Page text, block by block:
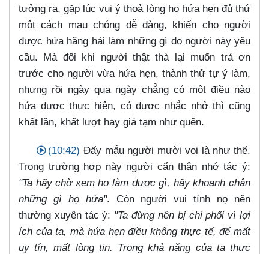
tưởng ra, gặp lúc vui ý thoả lòng họ hứa hẹn đủ thứ
một cách mau chóng dễ dàng, khiến cho người
được hứa hăng hái làm những gì do người này yêu
cầu. Mà đôi khi người thật thà lại muốn trả ơn
trước cho người vừa hứa hẹn, thành thử tự ý làm,
nhưng rồi ngày qua ngày chẳng có một điều nào
hứa được thực hiện, có được nhắc nhở thì cũng
khất lần, khất lượt hay giả tạm như quên.
(10:42) Đấy mẫu người mười voi là như thế.
Trong trường hợp này người cẩn thận nhớ tác ý:
"Ta hãy chờ xem họ làm được gì, hãy khoanh chân
những gì họ hứa". Còn người vui tính nọ nên
thường xuyên tác ý: "Ta đừng nên bị chi phối vì lợi
ích của ta, mà hứa hẹn điều không thực tế, để mất
uy tín, mất lòng tin. Trong khả năng của ta thực